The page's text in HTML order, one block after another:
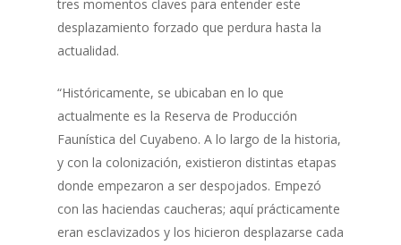
tres momentos claves para entender este
desplazamiento forzado que perdura hasta la
actualidad.
“Históricamente, se ubicaban en lo que
actualmente es la Reserva de Producción
Faunística del Cuyabeno. A lo largo de la historia,
y con la colonización, existieron distintas etapas
donde empezaron a ser despojados. Empezó
con las haciendas caucheras; aquí prácticamente
eran esclavizados y los hicieron desplazarse cada